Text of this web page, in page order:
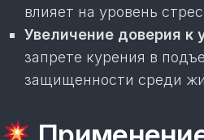
влияет на уровень
Увеличение доверия к
запрете курения в
защищенности среди